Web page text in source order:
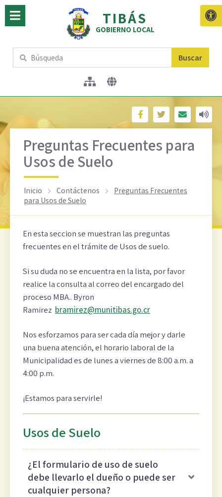
TIBÁS
GOBIERNO LOCAL
Buscar
Preguntas Frecuentes para
Usos de Suelo
Inicio Contáctenos
Preguntas Frecuentes
para Usos de Suelo
En esta seccion se muestran las preguntas
frecuentes en el trámite de Usos de suelo.
Si su duda no se encuentra en la lista, por favor
realice la consulta al correo del encargado del
proceso MBA.. Byron
Ramirez bramirez@munitibas.go.cr
Nos esforzamos para ser cada día mejor y darle
una buena atención, el horario laboral de la
Municipalidad es de lunes a viernes de 8:00 a.m. a
4:00 p.m.
¡Estamos para servirle!
Usos de Suelo
¿El formulario de uso de suelo
debe llevarlo el dueño o puede ser
cualquier persona?